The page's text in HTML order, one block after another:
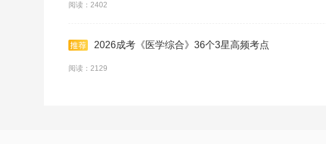
阅读：2402
2026成考《医学综合》36个3星高频考点
阅读：2129